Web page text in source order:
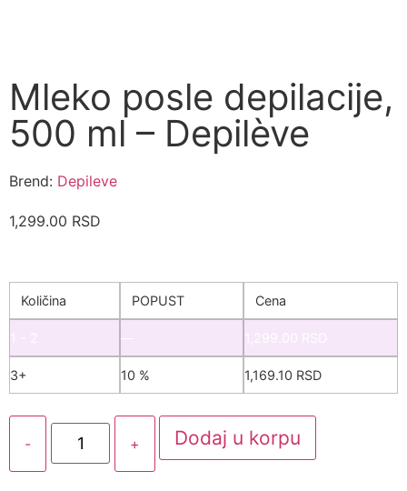
Mleko posle depilacije,
500 ml – Depilève
Brend: Depileve
1,299.00 RSD
Količina POPUST Cena
3+ 10 % 1,169.10 RSD
- + Dodaj u korpu